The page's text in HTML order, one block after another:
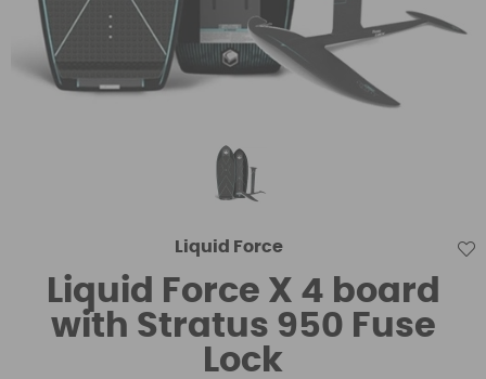
Liquid Force
Liquid Force X 4 board
with Stratus 950 Fuse
Lock